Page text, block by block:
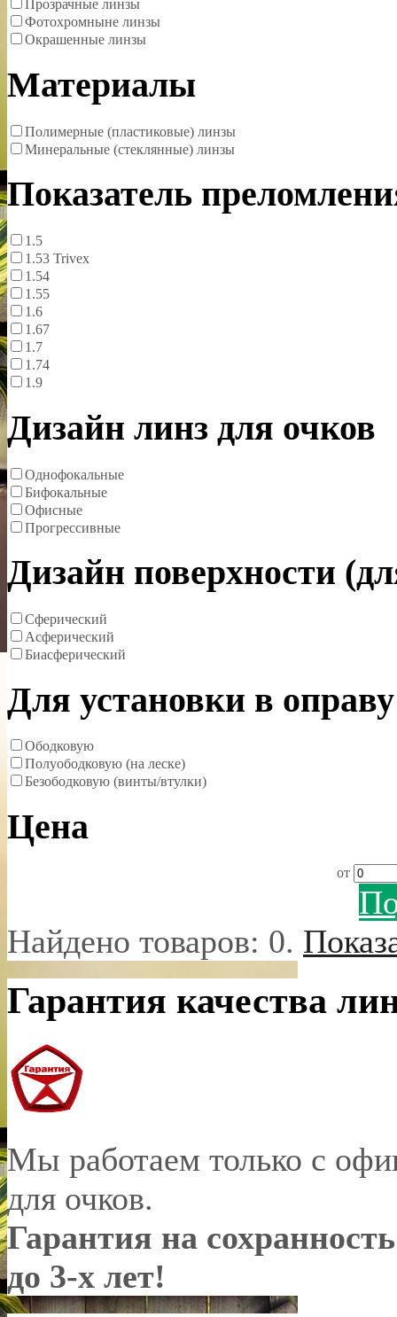
Прозрачные линзы
Фотохромныне линзы
Окрашенные линзы
Материалы
Полимерные (пластиковые) линзы
Минеральные (стеклянные) линзы
Показатель
1.5
1.53 Trivex
1.54
1.55
1.6
1.67
1.7
1.74
1.9
Дизайн линз для очков
Однофокальные
Бифокальные
Офисные
Прогрессивные
Дизайн поверхности
Сферический
Асферический
Биасферический
Для установки в оправу
Ободковую
Полуободковую (на леске)
Безободковую (винты/втулки)
Цена
от
Найдено товаров: 0.
Гарантия качества
Мы работаем только с
для очков.
Гарантия на
до 3-х лет!